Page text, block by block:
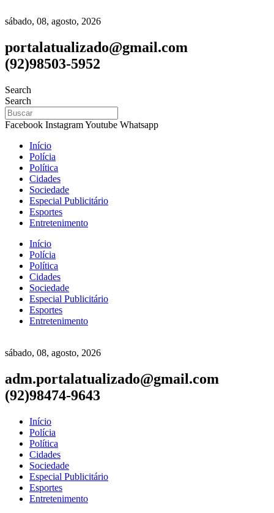
sábado, 08, agosto, 2026
portalatualizado@gmail.com
(92)98503-5952
Search
Search
Facebook InstagramYoutube Whatsapp
Início
Polícia
Política
Cidades
Sociedade
Especial Publicitário
Esportes
Entretenimento
Início
Polícia
Política
Cidades
Sociedade
Especial Publicitário
Esportes
Entretenimento
sábado, 08, agosto, 2026
adm.portalatualizado@gmail.com
(92)98474-9643
Início
Polícia
Política
Cidades
Sociedade
Especial Publicitário
Esportes
Entretenimento